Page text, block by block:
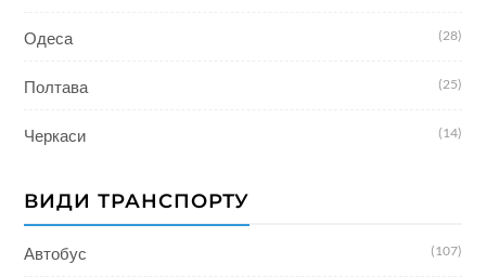
Одеса (28)
Полтава (25)
Черкаси (14)
ВИДИ ТРАНСПОРТУ
Автобус (107)